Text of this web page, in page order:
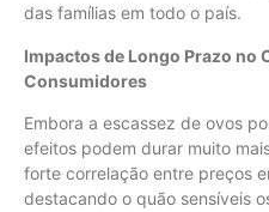
das famílias em todo o país.
Impactos de Longo Prazo no
Consumidores
Embora a escassez de ovos
efeitos podem durar muito
forte correlação entre preços
destacando o quão sensíveis